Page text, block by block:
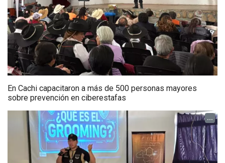
En Cachi capacitaron a más de 500 personas mayores
sobre prevención en ciberestafas
...